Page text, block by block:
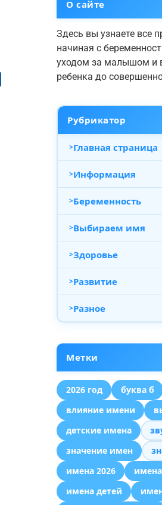
О сайте
Здесь вы узнаете все
начиная с
уходом за малышом и
ребенка до
Рубрикатор
Главная страница
Информация
Беременность
Выбираем имя
Здоровье
Развитие
Разное
Метки
2026 год
буква б
влияние имени
детские имена
значение имен
имена 2026
имена детей